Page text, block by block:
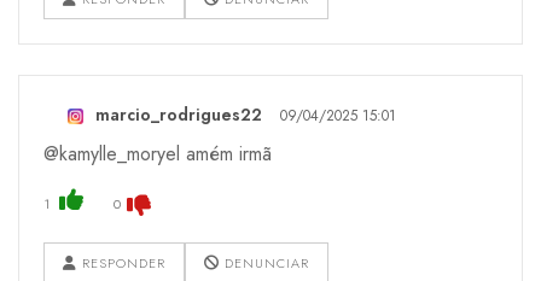
marcio_rodrigues22 09/04/2025 15:01
@kamylle_moryel amém irmã
1 0
RESPONDER DENUNCIAR